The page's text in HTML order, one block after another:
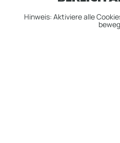
Hinweis: Aktiviere alle